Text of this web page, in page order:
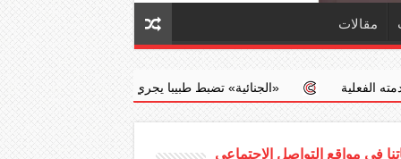
مقالات
تضبط طبيبا يجري عمليات إجهاض مخالفة مقابل مبالغ مالية
في مواقع التواصل الاجتماعي